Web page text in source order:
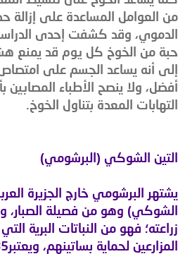
من العوامل المساعدة على إزالة
حبة من الخوخ كل يوم قد يمنع
إلى أنه يساعد الجسم على
أفضل، ولا ينصح الأطباء المصابين
التهابات المعدة بتناول الخوخ.
التين الشوكي (البرشومي)
يشتهر البرشومي خارج الجزيرة
الشوكي) وهو من فصيلة الصبار،
زراعته؛ فهو من النباتات البرية